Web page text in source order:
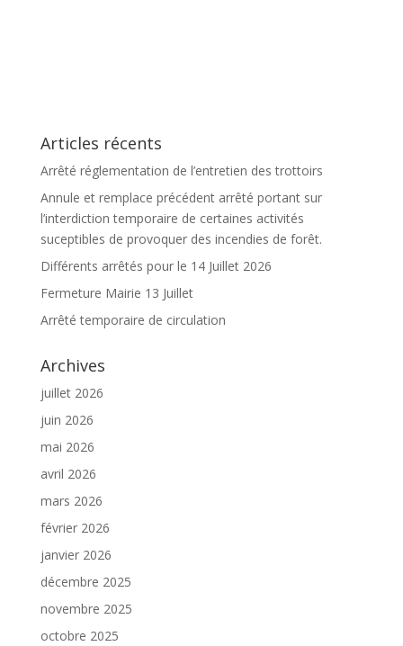
Articles récents
Arrêté réglementation de l’entretien des trottoirs
Annule et remplace précédent arrêté portant sur
l’interdiction temporaire de certaines activités
suceptibles de provoquer des incendies de forêt.
Différents arrêtés pour le 14 Juillet 2026
Fermeture Mairie 13 Juillet
Arrêté temporaire de circulation
Archives
juillet 2026
juin 2026
mai 2026
avril 2026
mars 2026
février 2026
janvier 2026
décembre 2025
novembre 2025
octobre 2025